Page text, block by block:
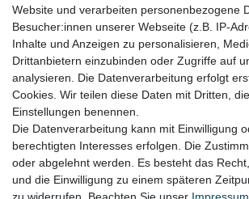
Einbauposition: links und rechts
Lieferung wie abgebildet
für:
VW Eos Bj. 2006 - 2015
Lieferzeit etwa 1 bis 3
Website und verarbeiten personenbezogene
Besucher:innen unserer Webseite (z.B. IP-
Inhalte und Anzeigen zu personalisieren,
Drittanbietern einzubinden oder Zugriffe auf
analysieren. Die Datenverarbeitung erfolgt
Cookies. Wir teilen diese Daten mit Dritten,
Einstellungen benennen.
Die Datenverarbeitung kann mit Einwilligung
berechtigten Interesses erfolgen. Die
oder abgelehnt werden. Es besteht das
und die Einwilligung zu einem späteren